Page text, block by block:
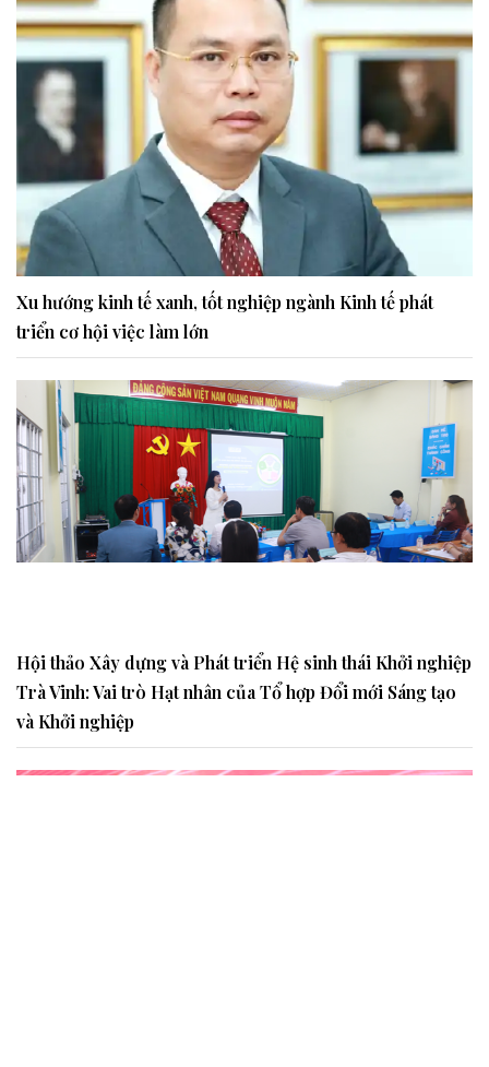
Xu hướng kinh tế xanh, tốt nghiệp ngành Kinh tế phát
triển cơ hội việc làm lớn
Hội thảo Xây dựng và Phát triển Hệ sinh thái Khởi nghiệp
Trà Vinh: Vai trò Hạt nhân của Tổ hợp Đổi mới Sáng tạo
và Khởi nghiệp